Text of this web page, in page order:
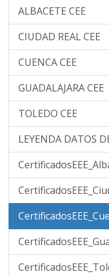
ALBACETE CEE
CIUDAD REAL CEE
CUENCA CEE
GUADALAJARA CEE
TOLEDO CEE
LEYENDA DATOS